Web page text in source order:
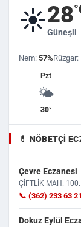
☀️28
Güneşli
Nem: 57%Rüzgar:
Pzt
🌤️
30°
💊 NÖBETÇI
Çevre Eczanesi
ÇİFTLİK MAH.
📞 (362) 233 63 21
Dokuz Eylül